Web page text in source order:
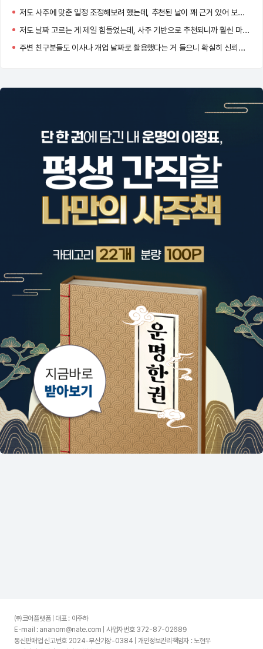
저도 사주에 맞춘 일정 조정해보려 했는데, 추천된 날이 꽤 근거 있어 보여서 고민 중이에요. 도움 많이 될 것 같아요!
저도 날짜 고르는 게 제일 힘들었는데, 사주 기반으로 추천되니까 훨씬 마음이 놓이더라고요!
주변 친구분들도 이사나 개업 날짜로 활용했다는 거 들으니 확실히 신뢰감 생기네요.
㈜코어플랫폼 | 대표 : 이주하
E-mail : ananom@nate.com | 사업자번호 372-87-02689
통신판매업 신고번호 2024-부산기장-0384 | 개인정보관리책임자 : 노현우